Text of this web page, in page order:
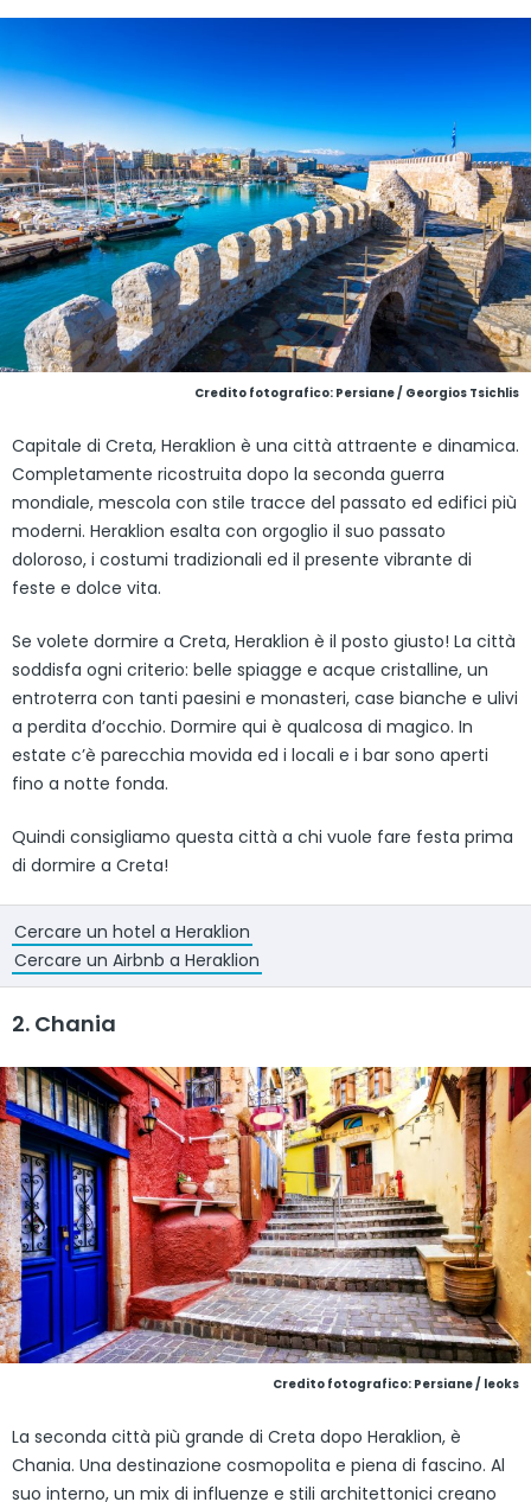
Credito fotografico: Persiane / Georgios Tsichlis
Capitale di Creta, Heraklion è una città attraente e dinamica.
Completamente ricostruita dopo la seconda guerra
mondiale, mescola con stile tracce del passato ed edifici più
moderni. Heraklion esalta con orgoglio il suo passato
doloroso, i costumi tradizionali ed il presente vibrante di
feste e dolce vita.
Se volete dormire a Creta, Heraklion è il posto giusto! La città
soddisfa ogni criterio: belle spiagge e acque cristalline, un
entroterra con tanti paesini e monasteri, case bianche e ulivi
a perdita d’occhio. Dormire qui è qualcosa di magico. In
estate c’è parecchia movida ed i locali e i bar sono aperti
fino a notte fonda.
Quindi consigliamo questa città a chi vuole fare festa prima
di dormire a Creta!
Cercare un hotel a Heraklion
Cercare un Airbnb a Heraklion
2. Chania
Credito fotografico: Persiane / leoks
La seconda città più grande di Creta dopo Heraklion, è
Chania. Una destinazione cosmopolita e piena di fascino. Al
suo interno, un mix di influenze e stili architettonici creano